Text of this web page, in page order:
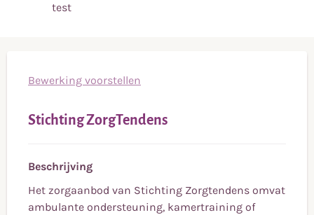
test
Bewerking voorstellen
Stichting ZorgTendens
Beschrijving
Het zorgaanbod van Stichting Zorgtendens omvat
ambulante ondersteuning, kamertraining of